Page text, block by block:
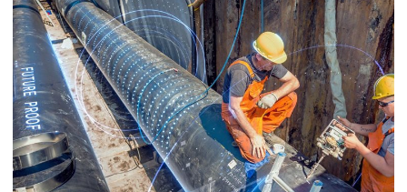
resultaten,
getoond
1
t/m
5